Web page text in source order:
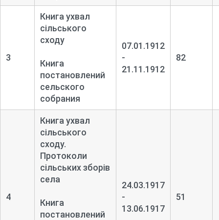
3
Книга ухвал
сільського
сходу
Книга
постановлений
сельского
собрания
07.01.1912
-
21.11.1912
82
4
Книга ухвал
сільського
сходу.
Протоколи
сільських зборів
села
Книга
постановлений
24.03.1917
-
13.06.1917
51